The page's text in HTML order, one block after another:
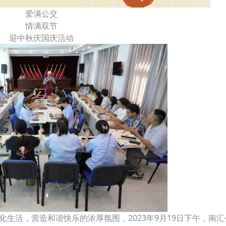
爱满公交
情满双节
迎中秋庆国庆活动
生活，营造和谐快乐的浓厚氛围，2023年9月19日下午，南